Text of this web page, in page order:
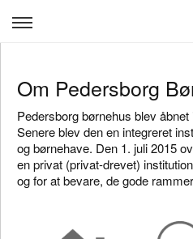
Læreplan
Om os
Venteliste
Kontakt & åbningstider
Om Pedersborg
Pedersborg børnehus blev
Senere blev den en integreret
og børnehave. Den 1. juli 2015
en privat (privat-drevet)
og for at bevare, de gode